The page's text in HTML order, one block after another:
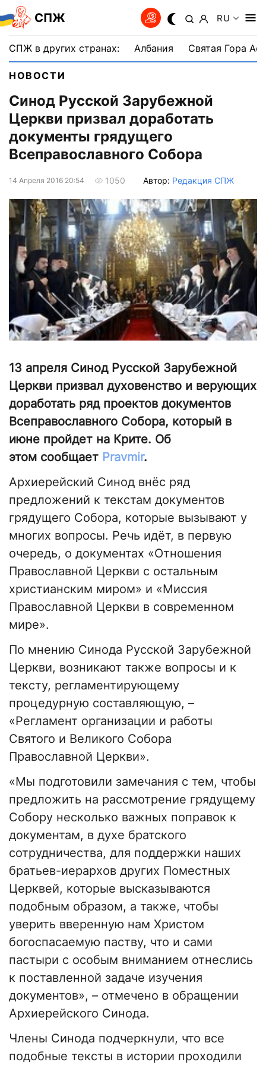
СПЖ RU
СПЖ в других странах: Албания Святая Гора
НОВОСТИ
Синод Русской Зарубежной
Церкви призвал доработать
документы грядущего
Всеправославного Собора
14 Апреля 2016 20:54 1050 Автор: Редакция СПЖ
13 апреля Синод Русской Зарубежной
Церкви призвал духовенство и верующих
доработать ряд проектов документов
Всеправославного Собора, который в
июне пройдет на Крите. Об
этом сообщает Pravmir.
Архиерейский Синод внёс ряд
предложений к текстам документов
грядущего Собора, которые вызывают у
многих вопросы. Речь идёт, в первую
очередь, о документах «Отношения
Православной Церкви с остальным
христианским миром» и «Миссия
Православной Церкви в современном
мире».
По мнению Синода Русской Зарубежной
Церкви, возникают также вопросы и к
тексту, регламентирующему
процедурную составляющую, –
«Регламент организации и работы
Святого и Великого Собора
Православной Церкви».
«Мы подготовили замечания с тем, чтобы
предложить на рассмотрение грядущему
Собору несколько важных поправок к
документам, в духе братского
сотрудничества, для поддержки наших
братьев-иерархов других Поместных
Церквей, которые высказываются
подобным образом, а также, чтобы
уверить вверенную нам Христом
богоспасаемую паству, что и сами
пастыри с особым вниманием отнеслись
к поставленной задаче изучения
документов», – отмечено в обращении
Архиерейского Синода.
Члены Синода подчеркнули, что все
подобные тексты в истории проходили